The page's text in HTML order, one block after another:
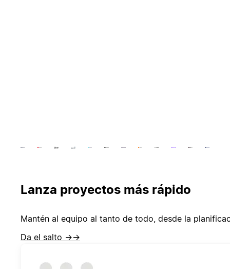
Lanza proyectos más rápido
Mantén al equipo al tanto de todo, desde la
Da el salto →→